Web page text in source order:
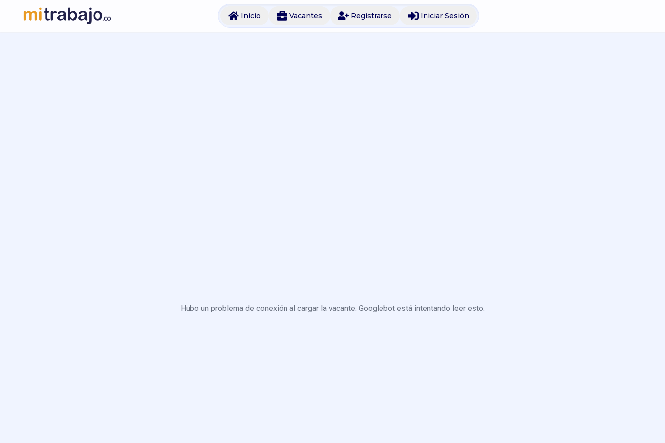
Inicio Vacantes Registrarse Iniciar Sesión
Hubo un problema de conexión al cargar la vacante. Googlebot está intentando leer esto.